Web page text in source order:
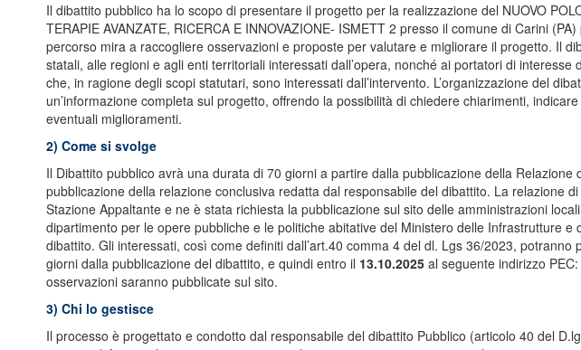
Il dibattito pubblico ha lo scopo di presentare il progetto per la realizzazione del NUOVO
TERAPIE AVANZATE, RICERCA E INNOVAZIONE- ISMETT 2 presso il comune di Carini
percorso mira a raccogliere osservazioni e proposte per valutare e migliorare il progetto. Il
statali, alle regioni e agli enti territoriali interessati dall’opera, nonché ai portatori di interesse
che, in ragione degli scopi statutari, sono interessati dall’intervento. L’organizzazione del
un’informazione completa sul progetto, offrendo la possibilità di chiedere chiarimenti,
eventuali miglioramenti.
2) Come si svolge
Il Dibattito pubblico avrà una durata di 70 giorni a partire dalla pubblicazione della Relazione
pubblicazione della relazione conclusiva redatta dal responsabile del dibattito. La relazione
Stazione Appaltante e ne è stata richiesta la pubblicazione sul sito delle amministrazioni
dipartimento per le opere pubbliche e le politiche abitative del Ministero delle Infrastrutture e
dibattito. Gli interessati, così come definiti dall’art.40 comma 4 del dl. Lgs 36/2023,
giorni dalla pubblicazione del dibattito, e quindi entro il 13.10.2025 al seguente indirizzo PEC:
osservazioni saranno pubblicate sul sito.
3) Chi lo gestisce
Il processo è progettato e condotto dal responsabile del dibattito Pubblico (articolo 40 del